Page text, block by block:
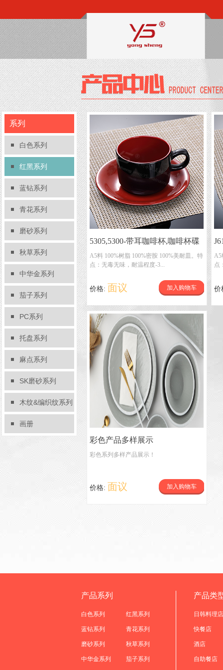
系列
白色系列
红黑系列
蓝钻系列
青花系列
磨砂系列
秋草系列
中华金系列
茄子系列
PC系列
托盘系列
麻点系列
SK磨砂系列
木纹&编织纹系列
画册
5305,5300-带耳咖啡杯,咖啡杯碟
A5料 100%树脂 100%密胺 100%美耐皿。特
点：无毒无味，耐温程度-3...
价格: 面议 加入购物车
A5
点
彩色产品多样展示
彩色系列多样产品展示！
价格: 面议 加入购物车
产品系列
白色系列 红黑系列
蓝钻系列 青花系列
磨砂系列 秋草系列
中华金系列 茄子系列
产品类
日韩料理店
快餐店
酒店
自助餐店